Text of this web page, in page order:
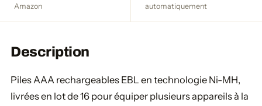
Amazon
automatiquement
Description
Piles AAA rechargeables EBL en technologie Ni-MH,
livrées en lot de 16 pour équiper plusieurs appareils à la